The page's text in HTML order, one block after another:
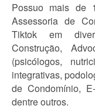
Possuo mais de
Assessoria de
Tiktok em
Construção,
(psicólogos,
integrativas,
de Condomínio,
dentre outros.